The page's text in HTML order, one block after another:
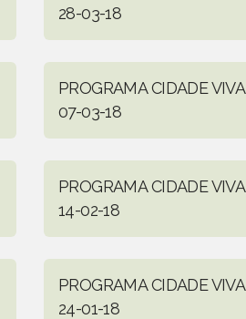
28-03-18
PROGRAMA CIDADE VIVA
07-03-18
PROGRAMA CIDADE VIVA
14-02-18
PROGRAMA CIDADE VIVA
24-01-18